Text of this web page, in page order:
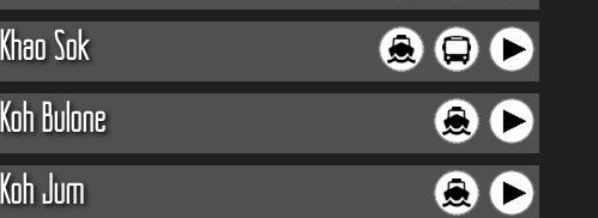
Khao Sok
Koh Bulone
Koh Jum